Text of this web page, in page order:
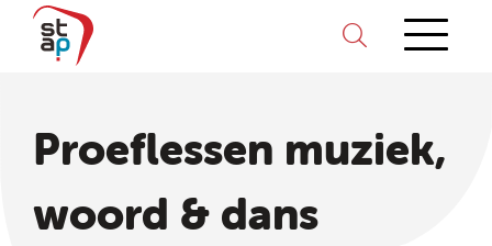
Proeflessen muziek,
woord & dans